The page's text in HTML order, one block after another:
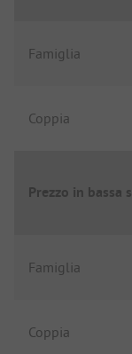
Famiglia
Coppia
Prezzo in bassa
Famiglia
Coppia